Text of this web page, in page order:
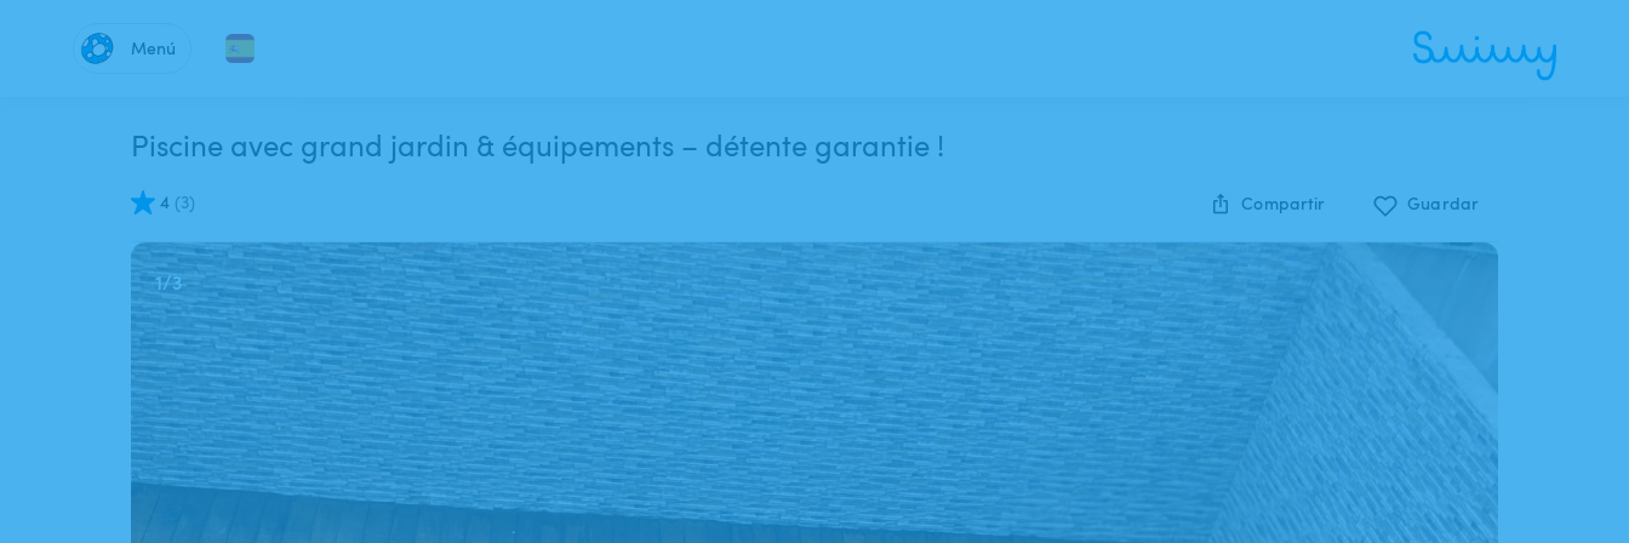
Menú
Piscine avec grand jardin & équipements – détente garantie !
4 (3) Compartir Guardar
1/3